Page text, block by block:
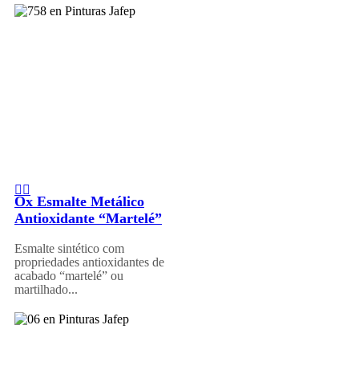
Ox Esmalte Metálico
Antioxidante “Martelé”
Esmalte sintético com
propriedades antioxidantes de
acabado “martelé” ou
martilhado...